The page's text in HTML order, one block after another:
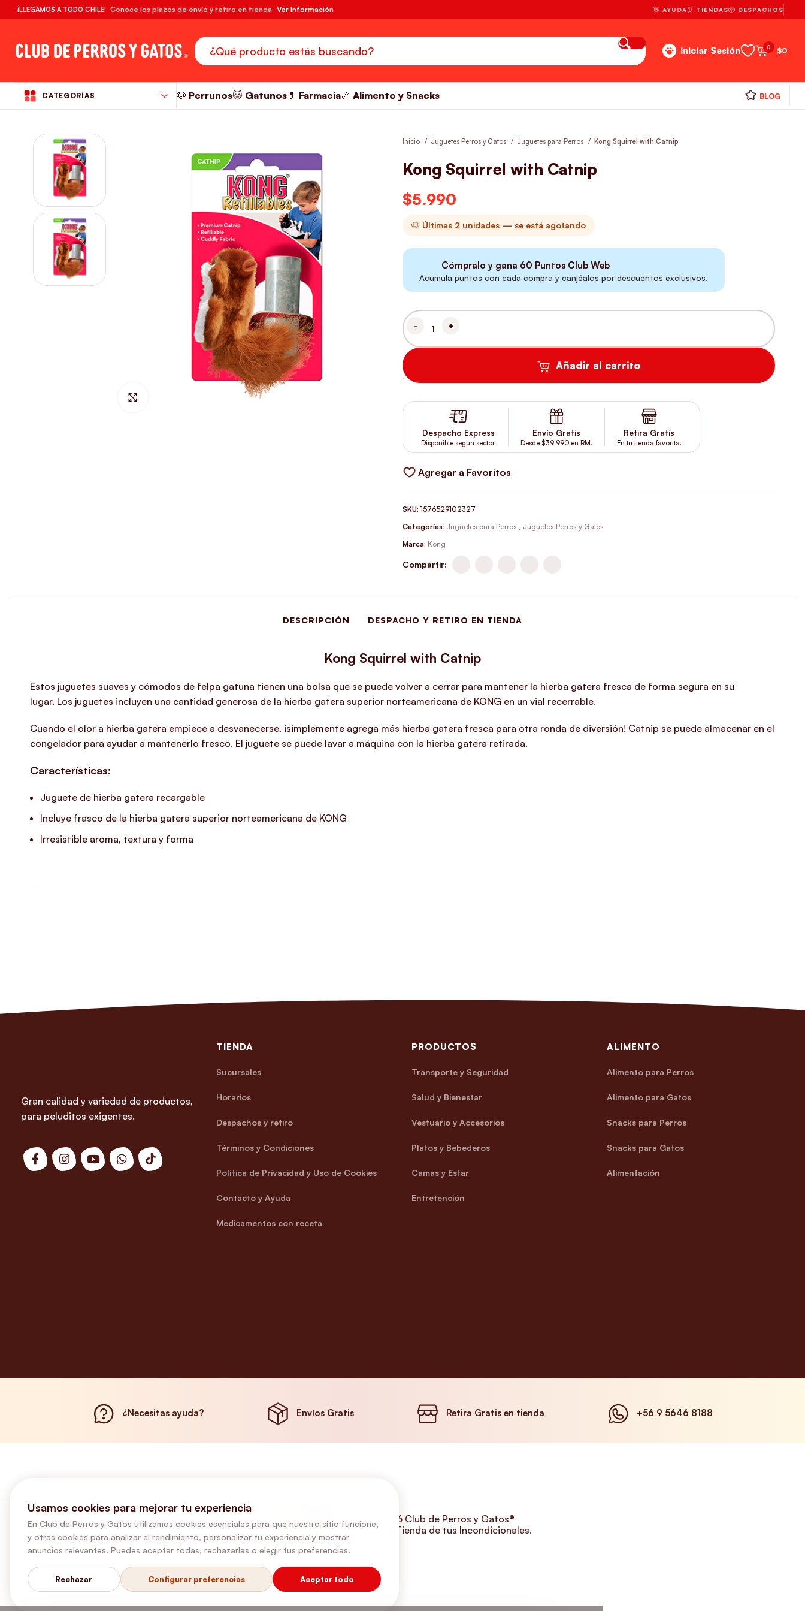
¡LLEGAMOS A TODO CHILE! Conoce los plazos de envío y retiro en tienda Ver Información 👋 AYUDA⏰ TIENDAS📦 DESPACHOS
Iniciar Sesión 0 $0
CATEGORÍAS 🐶 Perrunos🐱 Gatunos 💊 Farmacia🦴 Alimento y Snacks BLOG
Inicio Juguetes Perros y Gatos Juguetes para Perros Kong Squirrel with Catnip
Kong Squirrel with Catnip
$5.990
🐶 Últimas 2 unidades — se está agotando
Cómpralo y gana 60 Puntos Club Web
Acumula puntos con cada compra y canjéalos por descuentos exclusivos.
KONG SQUIRREL WITH CATNIP CANTIDAD
Añadir al carrito
Despacho Express
Disponible según sector.
Envío Gratis
Desde $39.990 en RM.
Retira Gratis
En tu tienda favorita.
Agregar a Favoritos
SKU: 1576529102327
Categorías: Juguetes para Perros , Juguetes Perros y Gatos
Marca: Kong
Compartir:
DESCRIPCIÓN DESPACHO Y RETIRO EN TIENDA
Kong Squirrel with Catnip
Estos juguetes suaves y cómodos de felpa gatuna tienen una bolsa que se puede volver a cerrar para mantener la hierba gatera fresca de forma segura en su
lugar. Los juguetes incluyen una cantidad generosa de la hierba gatera superior norteamericana de KONG en un vial recerrable.
Cuando el olor a hierba gatera empiece a desvanecerse, ¡simplemente agrega más hierba gatera fresca para otra ronda de diversión! Catnip se puede almacenar en el
congelador para ayudar a mantenerlo fresco. El juguete se puede lavar a máquina con la hierba gatera retirada.
Características:
Juguete de hierba gatera recargable
Incluye frasco de la hierba gatera superior norteamericana de KONG
Irresistible aroma, textura y forma
Gran calidad y variedad de productos,
para peluditos exigentes.
TIENDA
Sucursales
Horarios
Despachos y retiro
Términos y Condiciones
Política de Privacidad y Uso de Cookies
Contacto y Ayuda
Medicamentos con receta
PRODUCTOS
Transporte y Seguridad
Salud y Bienestar
Vestuario y Accesorios
Platos y Bebederos
Camas y Estar
Entretención
ALIMENTO
Alimento para Perros
Alimento para Gatos
Snacks para Perros
Snacks para Gatos
Alimentación
¿Necesitas ayuda? Envíos Gratis Retira Gratis en tienda +56 9 5646 8188
©2026 Club de Perros y Gatos®
Somos la Tienda de tus Incondicionales.
Usamos cookies para mejorar tu experiencia
En Club de Perros y Gatos utilizamos cookies esenciales para que nuestro sitio funcione,
y otras cookies para analizar el rendimiento, personalizar tu experiencia y mostrar
anuncios relevantes. Puedes aceptar todas, rechazarlas o elegir tus preferencias.
Rechazar Configurar preferencias Aceptar todo
RM